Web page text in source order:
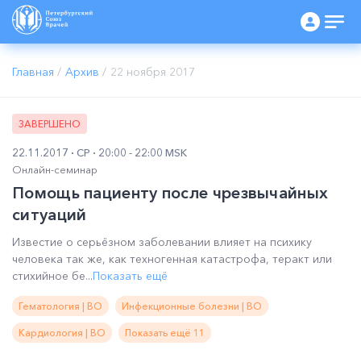
Главная / Архив / 22 ноября 2017
ЗАВЕРШЕНО
22.11.2017 СР
20:00 - 22:00 MSK
Онлайн-семинар
Помощь пациенту после чрезвычайных
ситуаций
Известие о серьёзном заболевании влияет на психику
человека так же, как техногенная катастрофа, теракт или
стихийное бе...Показать ещё
Гематология | ВО Инфекционные болезни | ВО
Кардиология | ВО Показать ещё 11